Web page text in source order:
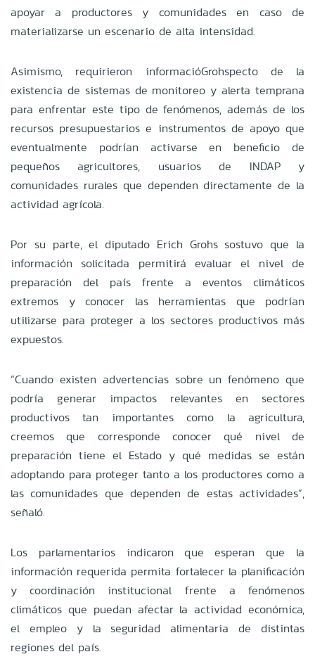
apoyar a productores y comunidades en caso de
materializarse un escenario de alta intensidad.
Asimismo, requirieron informacióGrohspecto de la
existencia de sistemas de monitoreo y alerta temprana
para enfrentar este tipo de fenómenos, además de los
recursos presupuestarios e instrumentos de apoyo que
eventualmente podrían activarse en beneficio de
pequeños agricultores, usuarios de INDAP y
comunidades rurales que dependen directamente de la
actividad agrícola.
Por su parte, el diputado Erich Grohs sostuvo que la
información solicitada permitirá evaluar el nivel de
preparación del país frente a eventos climáticos
extremos y conocer las herramientas que podrían
utilizarse para proteger a los sectores productivos más
expuestos.
“Cuando existen advertencias sobre un fenómeno que
podría generar impactos relevantes en sectores
productivos tan importantes como la agricultura,
creemos que corresponde conocer qué nivel de
preparación tiene el Estado y qué medidas se están
adoptando para proteger tanto a los productores como a
las comunidades que dependen de estas actividades”,
señaló.
Los parlamentarios indicaron que esperan que la
información requerida permita fortalecer la planificación
y coordinación institucional frente a fenómenos
climáticos que puedan afectar la actividad económica,
el empleo y la seguridad alimentaria de distintas
regiones del país.